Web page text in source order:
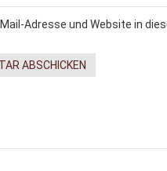
Mail-Adresse und Website in